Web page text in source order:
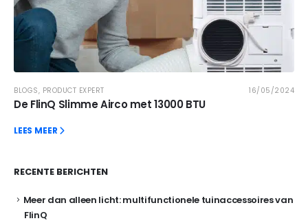
BLOGS, PRODUCT EXPERT 16/05/2024
De FlinQ Slimme Airco met 13000 BTU
LEES MEER
RECENTE BERICHTEN
Meer dan alleen licht: multifunctionele tuinaccessoires van
FlinQ